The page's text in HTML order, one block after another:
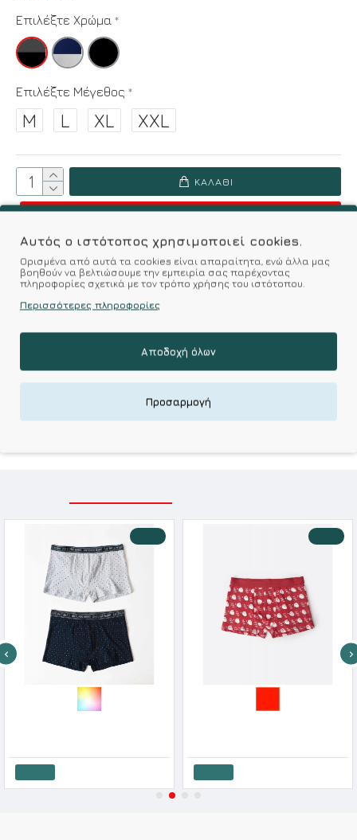
Σύμφωνα με 0 αξιολογήσεις.
Επιλέξτε Χρώμα
Επιλέξτε Μέγεθος
M L XL XXL
ΚΑΛΆΘΙ
ΟΔΗΓΌΣ ΜΕΓΕΘΏΝ
Επιθυμητό Σύγκριση
Kalimeratzis Underwear : Προϊόντα Σχεδιασμένα για
Εσάς & Υφάσματα Υψηλής Ποιότητας για
Απολαύστε Υφάσματα Φιλικά Προς το Δέρμα & Ανώτερη
Αυτός ο ιστότοπος χρησιμοποιεί cookies.
Ορισμένα από αυτά τα cookies είναι απαραίτητα, ενώ άλλα μας
βοηθούν να βελτιώσουμε την εμπειρία σας παρέχοντας
πληροφορίες σχετικά με τον τρόπο χρήσης του ιστότοπου.
Περισσότερες πληροφορίες
Αποδοχή όλων
Προσαρμογή